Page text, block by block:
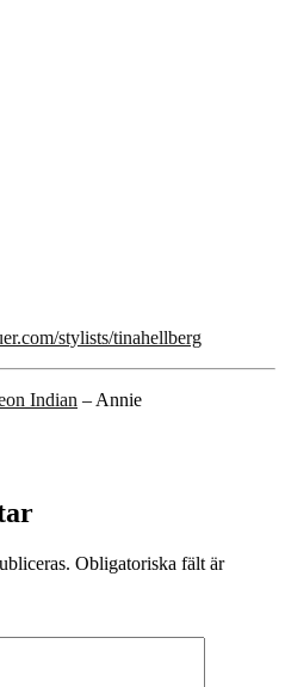
stylists/tinahellberg
Indian – Annie
Obligatoriska fält är